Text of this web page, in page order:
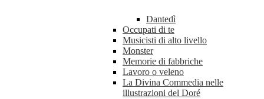
Dantedì
Occupati di te
Musicisti di alto livello
Monster
Memorie di fabbriche
Lavoro o veleno
La Divina Commedia nelle
illustrazioni del Doré